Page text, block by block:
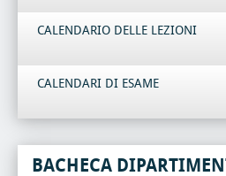
CALENDARIO DELLE LEZIONI
CALENDARI DI ESAME
BACHECA